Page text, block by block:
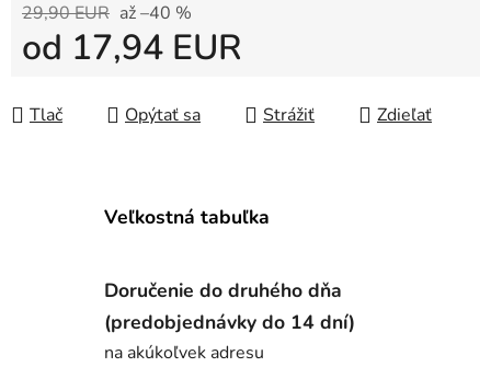
29,90 EUR až –40 %
od 17,94 EUR
Tlač
Opýtať sa Strážiť Zdieľať
Veľkostná tabuľka
Doručenie do druhého dňa
(predobjednávky do 14 dní)
na akúkoľvek adresu